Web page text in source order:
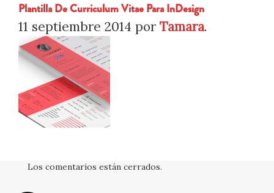
Plantilla De Curriculum Vitae Para InDesign
11 septiembre 2014 por Tamara.
Los comentarios están cerrados.